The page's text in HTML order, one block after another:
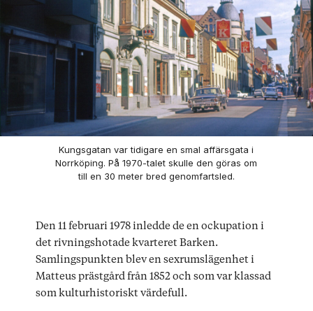
Kungsgatan var tidigare en smal affärsgata i
Norrköping. På 1970-talet skulle den göras om
till en 30 meter bred genomfartsled.
Den 11 februari 1978 inledde de en ockupation i
det rivningshotade kvarteret Barken.
Samlingspunkten blev en sexrumslägenhet i
Matteus prästgård från 1852 och som var klassad
som kulturhistoriskt värdefull.